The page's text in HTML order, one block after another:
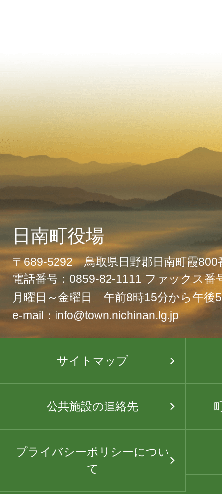
日南町役場
〒689-5292 鳥取県日野郡日南町霞800
電話番号：0859-82-1111 ファックス番
月曜日～金曜日 午前8時15分から午後
e-mail：info@town.nichinan.lg.jp
サイトマップ
公共施設の連絡先
プライバシーポリシーについ
て